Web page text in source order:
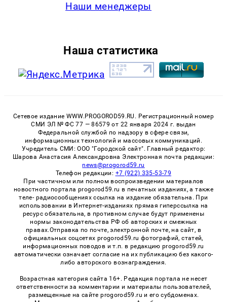
Наши менеджеры
Наша статистика
Сетевое издание WWW.PROGOROD59.RU. Регистрационный номер
СМИ ЭЛ № ФС 77 — 86579 от 22 января 2024 г. выдан
Федеральной службой по надзору в сфере связи,
информационных технологий и массовых коммуникаций.
Учредитель СМИ: ООО "Городской сайт". Главный редактор:
Шарова Анастасия Александровна Электронная почта редакции:
news@progorod59.ru
Телефон редакции: +7 (922) 335-53-79
При частичном или полном воспроизведении материалов
новостного портала progorod59.ru в печатных изданиях, а также
теле- радиосообщениях ссылка на издание обязательна. При
использовании в Интернет-изданиях прямая гиперссылка на
ресурс обязательна, в противном случае будут применены
нормы законодательства РФ об авторских и смежных
правах.Отправка по почте, электронной почте, на сайт, в
официальных соцсетях progorod59.ru фотографий, статей,
информационных поводов и т.п. в редакцию progorod59.ru
автоматически означает согласие на их публикацию без какого-
либо авторского вознаграждения.
Возрастная категория сайта 16+. Редакция портала не несет
ответственности за комментарии и материалы пользователей,
размещенные на сайте progorod59.ru и его субдоменах.